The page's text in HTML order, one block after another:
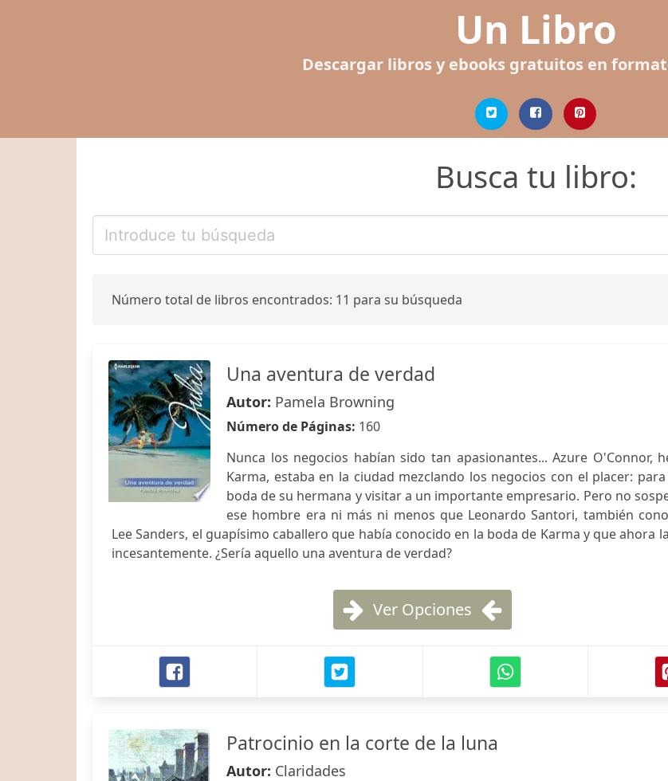
Un Libro
Descargar libros y ebooks gratuitos en
Busca tu libro:
Número total de libros encontrados: 11 para su búsqueda
Una aventura de verdad
Autor: Pamela Browning
Número de Páginas: 160
Nunca los negocios habían sido tan apasionantes... Azure O'Connor,
Karma, estaba en la ciudad mezclando los negocios con el placer:
boda de su hermana y visitar a un importante empresario. Pero no
ese hombre era ni más ni menos que Leonardo Santori, también
Lee Sanders, el guapísimo caballero que había conocido en la boda de Karma y que ahora
incesantemente. ¿Sería aquello una aventura de verdad?
Ver Opciones
Patrocinio en la corte de la luna
Autor: Claridades